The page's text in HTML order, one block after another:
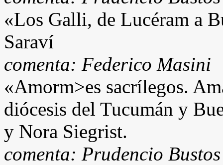
«Los Galli, de Lucéram a
Saraví
comenta: Federico Masini
«Amorm>es sacrílegos.
diócesis del Tucumán y
y Nora Siegrist.
comenta: Prudencio